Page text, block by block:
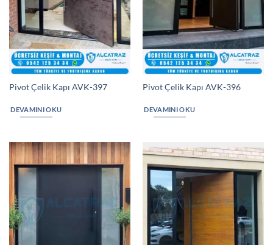
Pivot Çelik Kapı AVK-397
DEVAMINI OKU
Pivot Çelik Kapı AVK-396
DEVAMINI OKU